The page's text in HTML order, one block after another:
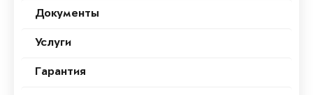
Документы
Услуги
Гарантия